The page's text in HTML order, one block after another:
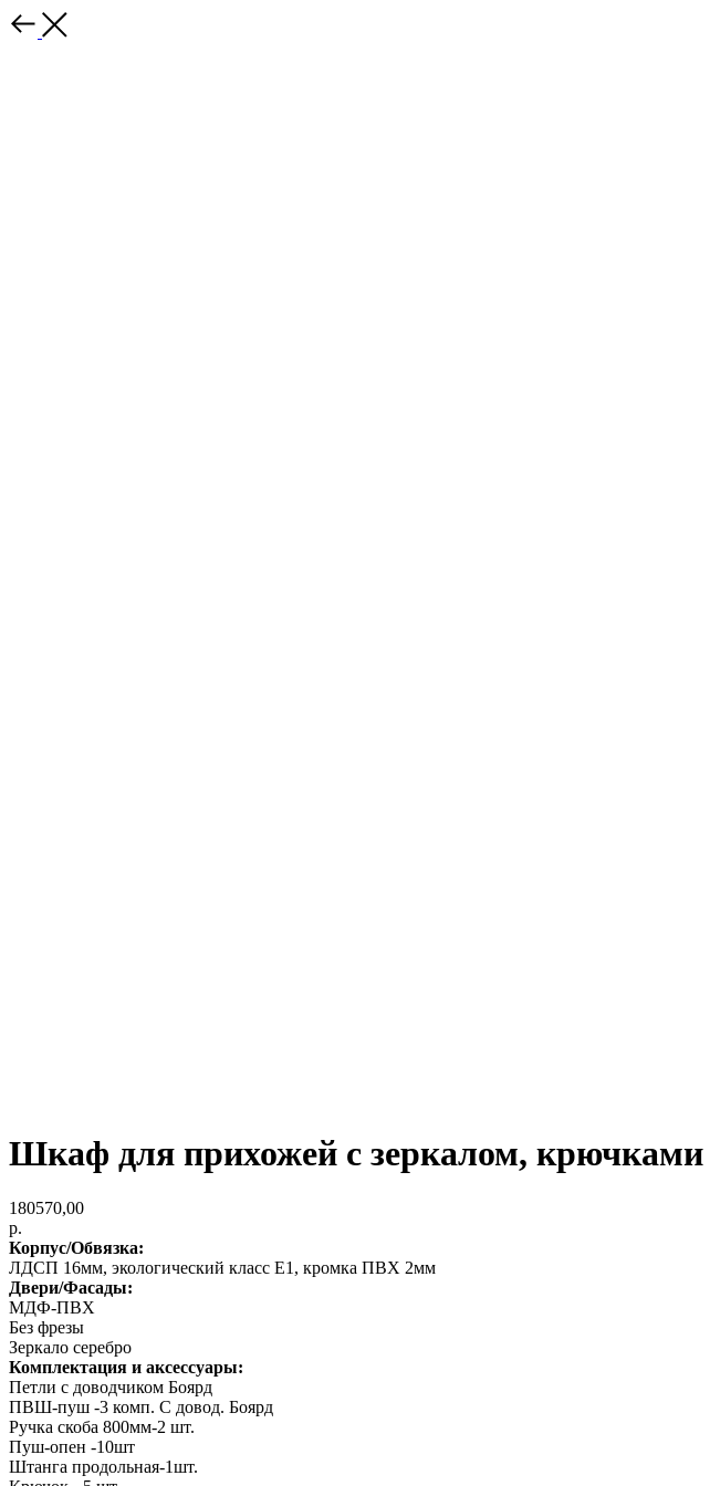
Шкаф для прихожей с зеркалом,
180570,00
р.
Корпус/Обвязка:
ЛДСП 16мм, экологический класс Е1, кромка ПВХ 2мм
Двери/Фасады:
МДФ-ПВХ
Без фрезы
Зеркало серебро
Комплектация и аксессуары:
Петли с доводчиком Боярд
ПВШ-пуш -3 комп. С довод. Боярд
Ручка скоба 800мм-2 шт.
Пуш-опен -10шт
Штанга продольная-1шт.